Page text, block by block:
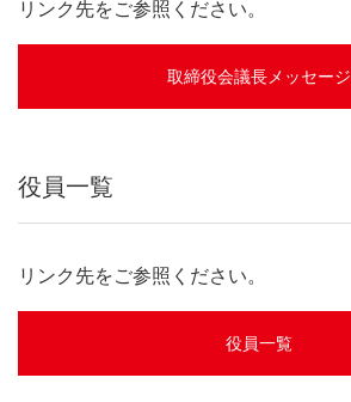
リンク先をご参照ください。
取締役会議長メッセージ
役員一覧
リンク先をご参照ください。
役員一覧